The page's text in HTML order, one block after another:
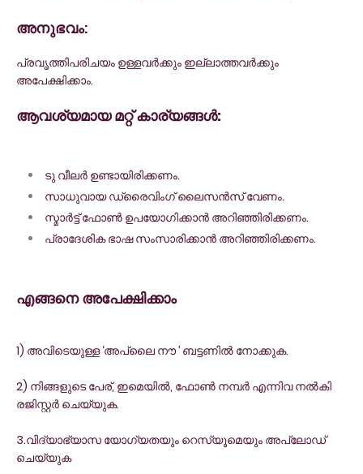
അനുഭവം:
പ്രവൃത്തിപരിചയം ഉള്ളവർക്കും ഇല്ലാത്തവർക്കും
അപേക്ഷിക്കാം.
ആവശ്യമായ മറ്റ് കാര്യങ്ങൾ:
ടു വീലർ ഉണ്ടായിരിക്കണം.
സാധുവായ ഡ്രൈവിംഗ് ലൈസൻസ് വേണം.
സ്മാർട്ട് ഫോൺ ഉപയോഗിക്കാൻ അറിഞ്ഞിരിക്കണം.
പ്രാദേശിക ഭാഷ സംസാരിക്കാൻ അറിഞ്ഞിരിക്കണം.
എങ്ങനെ അപേക്ഷിക്കാം
1) അവിടെയുള്ള ‘അപ്ലൈ നൗ ’ ബട്ടണിൽ നോക്കുക.
2) നിങ്ങളുടെ പേര്, ഇമെയിൽ, ഫോൺ നമ്പർ എന്നിവ നൽകി
രജിസ്റ്റർ ചെയ്യുക.
3.വിദ്യാഭ്യാസ യോഗ്യതയും റെസ്യൂമെയും അപ്‌ലോഡ്
ചെയ്യുക